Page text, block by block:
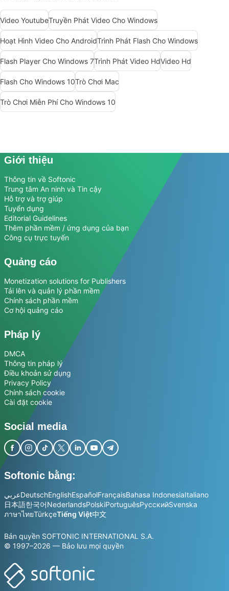
Video YoutubeTruyền Phát Video Cho Windows
Hoạt Hình Video Cho AndroidTrình Phát Flash Cho Windows
Flash Player Cho Windows 7Trình Phát Video HdVideo Hd
Flash Cho Windows 10Trò Chơi Mac
Trò Chơi Miễn Phí Cho Windows 10
Giới thiệu
Thông tin về Softonic
Trung tâm An ninh và Tin cậy
Hỗ trợ và trợ giúp
Tuyển dụng
Editorial Guidelines
Thêm phần mềm / ứng dụng của bạn
Công cụ trực tuyến
Quảng cáo
Monetization solutions for Publishers
Tải lên và quản lý phần mềm
Chính sách phần mềm
Cơ hội quảng cáo
Pháp lý
DMCA
Thông tin pháp lý
Điều khoản sử dụng
Privacy Policy
Chính sách cookie
Cài đặt cookie
Social media
Softonic bằng:
عربيDeutschEnglishEspañolFrançaisBahasa IndonesiaItaliano
日本語한국어NederlandsPolskiPortuguêsРусскийSvenska
ภาษาไทยTürkçeTiếng Việt中文
Bản quyền SOFTONIC INTERNATIONAL S.A.
© 1997–2026 — Bảo lưu mọi quyền